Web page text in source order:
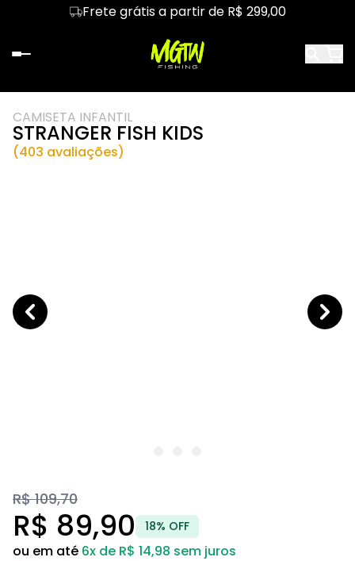
Frete grátis a partir de R$ 299,00
CAMISETA INFANTIL
STRANGER FISH KIDS
(403 avaliações)
R$ 109,70
R$ 89,90 18% OFF
ou em até 6x de R$ 14,98 sem juros